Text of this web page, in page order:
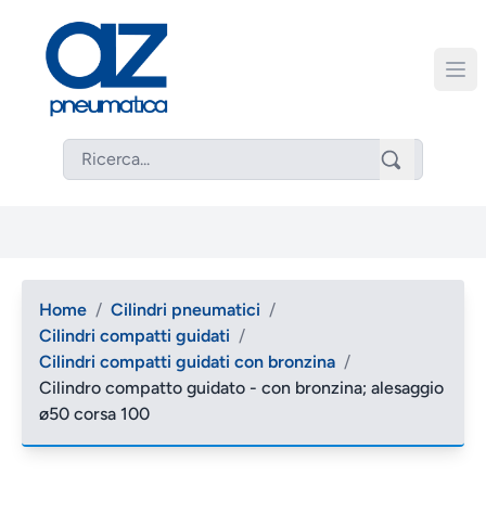
Home / Cilindri pneumatici /
Cilindri compatti guidati /
Cilindri compatti guidati con bronzina /
Cilindro compatto guidato - con bronzina; alesaggio
ø50 corsa 100